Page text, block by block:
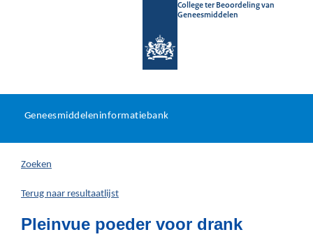
College ter Beoordeling van
Geneesmiddelen
U
hier:
Geneesmiddeleninformatiebank
Zoeken
Terug naar resultaatlijst
Pleinvue poeder voor drank